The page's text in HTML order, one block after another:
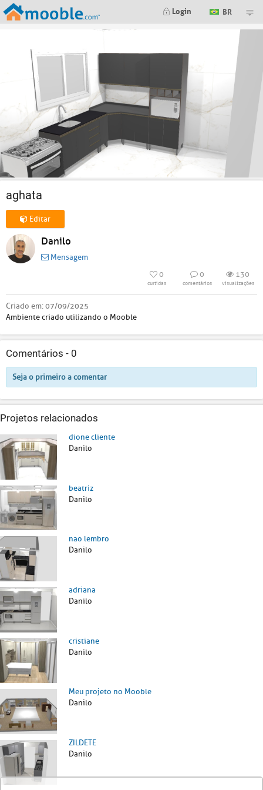
Login BR
aghata
Editar
Danilo
Mensagem
0
curtidas
0
comentários
130
visualizações
Criado em:07/09/2025
Ambiente criado utilizando o Mooble
Comentários - 0
Seja o primeiro a comentar
Projetos relacionados
dione cliente
Danilo
beatriz
Danilo
nao lembro
Danilo
adriana
Danilo
cristiane
Danilo
Meu projeto no Mooble
Danilo
ZILDETE
Danilo